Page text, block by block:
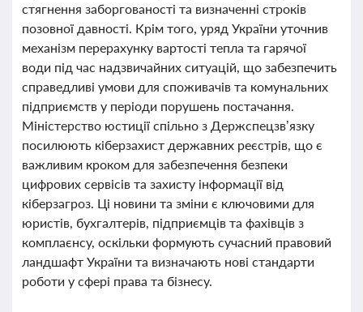
стягнення заборгованості та визначенні строків
позовної давності. Крім того, уряд України уточнив
механізм перерахунку вартості тепла та гарячої
води під час надзвичайних ситуацій, що забезпечить
справедливі умови для споживачів та комунальних
підприємств у періоди порушень постачання.
Міністерство юстиції спільно з Держспецзв’язку
посилюють кіберзахист державних реєстрів, що є
важливим кроком для забезпечення безпеки
цифрових сервісів та захисту інформації від
кіберзагроз. Ці новини та зміни є ключовими для
юристів, бухгалтерів, підприємців та фахівців з
комплаєнсу, оскільки формують сучасний правовий
ландшафт України та визначають нові стандарти
роботи у сфері права та бізнесу.